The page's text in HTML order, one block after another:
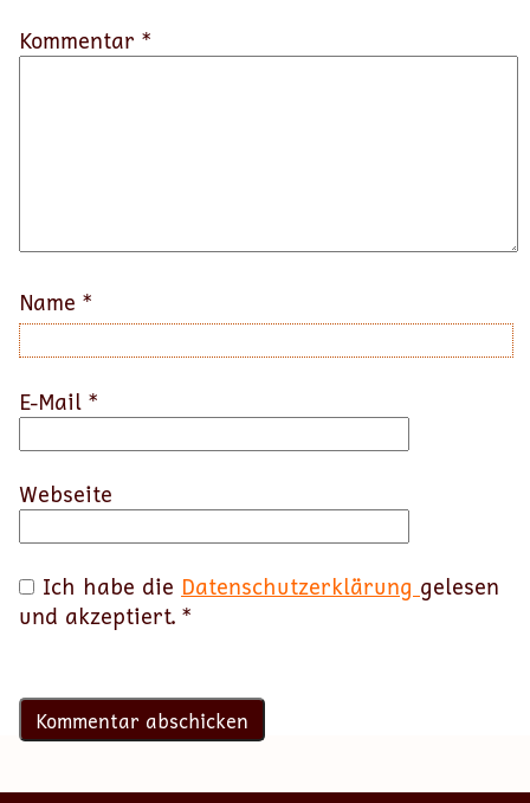
Kommentar *
Name *
E-Mail *
Webseite
Ich habe die Datenschutzerklärung gelesen
und akzeptiert. *